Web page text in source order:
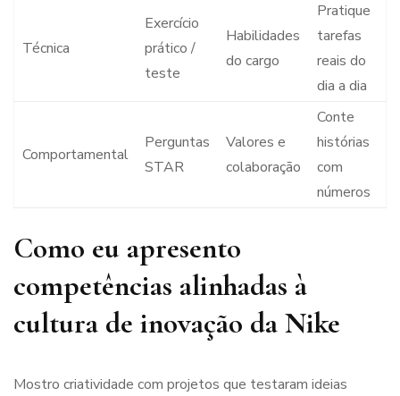
Técnica
Exercício
prático /
teste
Habilidades
do cargo
Pratique
tarefas
reais do
dia a dia
Comportamental
Perguntas
STAR
Valores e
colaboração
Conte
histórias
com
números
Como eu apresento
competências alinhadas à
cultura de inovação da Nike
Mostro criatividade com projetos que testaram ideias